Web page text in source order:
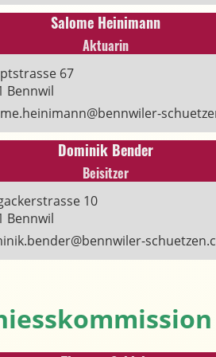
Salome Heinimann
Aktuarin
67
Bennwil
Dominik Bender
Beisitzer
10
Bennwil